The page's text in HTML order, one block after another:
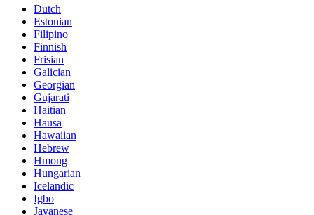
Dutch
Estonian
Filipino
Finnish
Frisian
Galician
Georgian
Gujarati
Haitian
Hausa
Hawaiian
Hebrew
Hmong
Hungarian
Icelandic
Igbo
Javanese